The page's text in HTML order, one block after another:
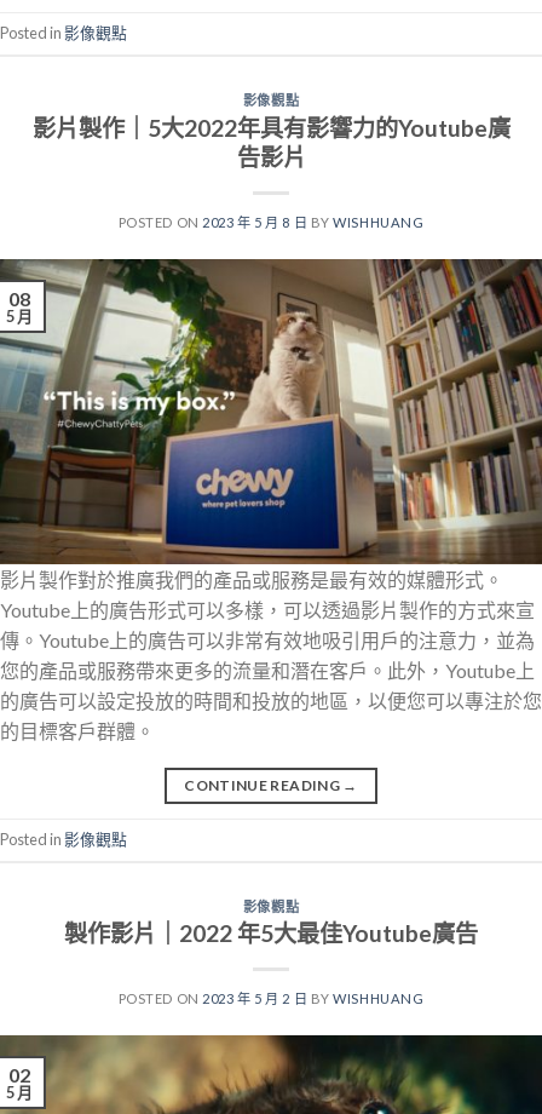
Posted in影像觀點
影像觀點
影片製作｜5大2022年具有影響力的Youtube廣
告影片
POSTED ON 2023 年 5 月 8 日 BYWISHHUANG
08
5 月
影片製作對於推廣我們的產品或服務是最有效的媒體形式。
Youtube上的廣告形式可以多樣，可以透過影片製作的方式來宣
傳。Youtube上的廣告可以非常有效地吸引用戶的注意力，並為
您的產品或服務帶來更多的流量和潛在客戶。此外，Youtube上
的廣告可以設定投放的時間和投放的地區，以便您可以專注於您
的目標客戶群體。
CONTINUE READING →
Posted in影像觀點
影像觀點
製作影片｜2022 年5大最佳Youtube廣告
POSTED ON 2023 年 5 月 2 日 BYWISHHUANG
02
5 月